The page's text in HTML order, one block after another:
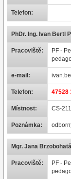
Telefon:
PhDr. Ing. Ivan Bertl
Pracoviště:
PF -
e-mail:
Telefon: 47528
Místnost: CS-211
Poznámka:
Mgr. Jana Brzobohatá
Pracoviště:
PF -